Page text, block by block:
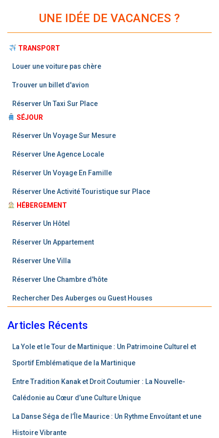
UNE IDÉE DE VACANCES ?
TRANSPORT
Louer une voiture pas chère
Trouver un billet d'avion
Réserver Un Taxi Sur Place
SÉJOUR
Réserver Un Voyage Sur Mesure
Réserver Une Agence Locale
Réserver Un Voyage En Famille
Réserver Une Activité Touristique sur Place
HÉBERGEMENT
Réserver Un Hôtel
Réserver Un Appartement
Réserver Une Villa
Réserver Une Chambre d'hôte
Rechercher Des Auberges ou Guest Houses
Articles Récents
La Yole et le Tour de Martinique : Un Patrimoine Culturel et
Sportif Emblématique de la Martinique
Entre Tradition Kanak et Droit Coutumier : La Nouvelle-
Calédonie au Cœur d’une Culture Unique
La Danse Séga de l’Île Maurice : Un Rythme Envoûtant et une
Histoire Vibrante